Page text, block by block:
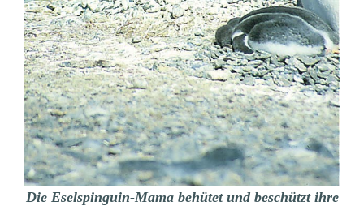
Die Eselspinguin-Mama behütet und beschützt ihre